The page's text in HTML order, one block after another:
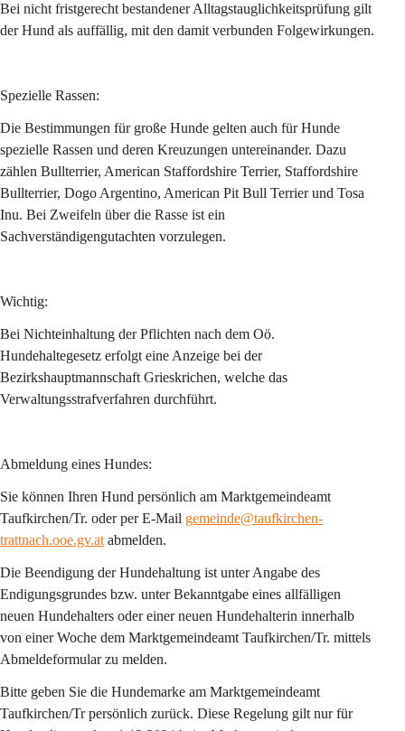
Bei nicht fristgerecht bestandener Alltagstauglichkeitsprüfung gilt
der Hund als auffällig, mit den damit verbunden Folgewirkungen.
Spezielle Rassen:
Die Bestimmungen für große Hunde gelten auch für Hunde
spezielle Rassen und deren Kreuzungen untereinander. Dazu
zählen Bullterrier, American Staffordshire Terrier, Staffordshire
Bullterrier, Dogo Argentino, American Pit Bull Terrier und Tosa
Inu. Bei Zweifeln über die Rasse ist ein
Sachverständigengutachten vorzulegen.
Wichtig:
Bei Nichteinhaltung der Pflichten nach dem Oö.
Hundehaltegesetz erfolgt eine Anzeige bei der
Bezirkshauptmannschaft Grieskrichen, welche das
Verwaltungsstrafverfahren durchführt.
Abmeldung eines Hundes:
Sie können Ihren Hund persönlich am Marktgemeindeamt
Taufkirchen/Tr. oder per E-Mail gemeinde@taufkirchen-
trattnach.ooe.gv.at abmelden.
Die Beendigung der Hundehaltung ist unter Angabe des
Endigungsgrundes bzw. unter Bekanntgabe eines allfälligen
neuen Hundehalters oder einer neuen Hundehalterin innerhalb
von einer Woche dem Marktgemeindeamt Taufkirchen/Tr. mittels
Abmeldeformular zu melden.
Bitte geben Sie die Hundemarke am Marktgemeindeamt
Taufkirchen/Tr persönlich zurück. Diese Regelung gilt nur für